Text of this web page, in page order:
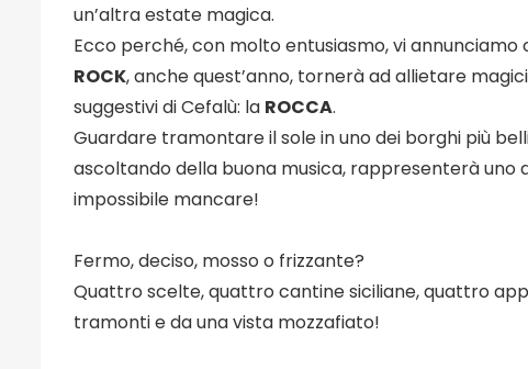
un’altra estate magica.
Ecco perché, con molto entusiasmo, vi
ROCK, anche quest’anno, tornerà ad allietare
suggestivi di Cefalù: la ROCCA.
Guardare tramontare il sole in uno dei borghi più
ascoltando della buona musica, rappresenterà uno
impossibile mancare!
Fermo, deciso, mosso o frizzante?
Quattro scelte, quattro cantine siciliane, quattro
tramonti e da una vista mozzafiato!